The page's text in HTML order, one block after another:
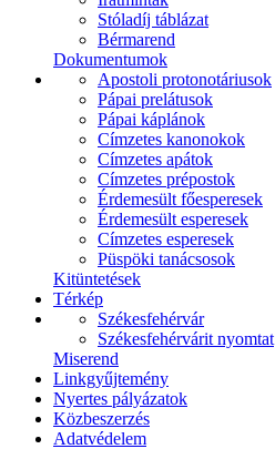
Stóladíj táblázat
Bérmarend
Dokumentumok
Apostoli protonotáriusok
Pápai prelátusok
Pápai káplánok
Címzetes kanonokok
Címzetes apátok
Címzetes prépostok
Érdemesült főesperesek
Érdemesült esperesek
Címzetes esperesek
Püspöki tanácsosok
Kitüntetések
Térkép
Székesfehérvár
Székesfehérvárit nyomtat
Miserend
Linkgyűjtemény
Nyertes pályázatok
Közbeszerzés
Adatvédelem